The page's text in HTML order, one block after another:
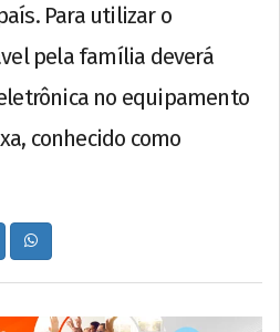
Para utilizar o
pela família deverá
no equipamento
conhecido como